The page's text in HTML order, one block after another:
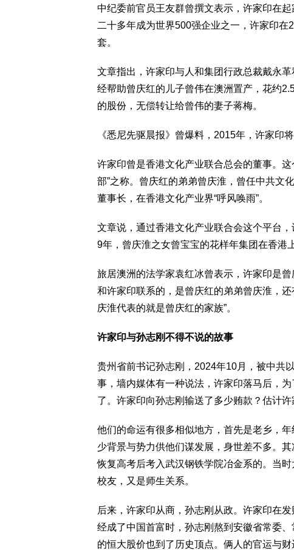
中纪委前官员王友群曾撰文表示，许家印在
二十多年成为世界500强企业之一，许家印
套。
文章指出，许家印与人和集团行政总裁戴永
经帮助曾庆红的儿子曾伟在澳洲置产，花约
的股份，无偿转让给曾伟的妻子蒋梅。
《悉尼先驱晨报》曾爆料，2015年，许家印
许家印曾是香港文化产业联合总会的董事。
部”之称。曾庆红的弟弟曾庆淮，曾任中共文
董事长，在香港文化产业界“呼风唤雨”。
文章说，通过香港文化产业联合会这个平台
9年，曾庆淮之女曾宝宝的花样年集团在香港
旅居澳洲的法学家袁红冰曾表示，许家印是
和许家印联系的，是曾庆红的弟弟曾庆淮，
庆淮代表的就是曾庆红的家族”。
许家印与孙志刚不得不说的故事
贵州省前书记孙志刚，2024年10月，被中共
事，墙内媒体有一种说法，许家印落马后，
了。许家印向孙志刚输送了多少贿款？估计许
他们的命运有很多相似地方，首先是老乡，
少背景与势力供他们谋发展，身世差不多。
恢复高考后考入武汉钢铁学院冶金系的。当
校友，又是师生关系。
后来，许家印从商，孙志刚从政。许家印在
经成了中国首富时，孙志刚熬到安徽省常委
的恒大股价也到了历史顶点。俩人的官运与财